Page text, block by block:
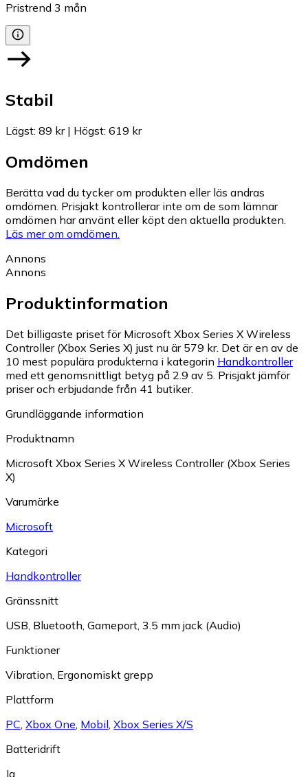
Pristrend 3 mån
Stabil
Lägst: 89 kr| Högst: 619 kr
Omdömen
Berätta vad du tycker om produkten eller läs andras
omdömen. Prisjakt kontrollerar inte om de som lämnar
omdömen har använt eller köpt den aktuella produkten.
Läs mer om omdömen.
Annons
Annons
Produktinformation
Det billigaste priset för Microsoft Xbox Series X Wireless
Controller (Xbox Series X) just nu är 579 kr. Det är en av de
10 mest populära produkterna i kategorin Handkontroller
med ett genomsnittligt betyg på 2.9 av 5. Prisjakt jämför
priser och erbjudande från 41 butiker.
Grundläggande information
Produktnamn
Microsoft Xbox Series X Wireless Controller (Xbox Series
X)
Varumärke
Microsoft
Kategori
Handkontroller
Gränssnitt
USB Bluetooth Gameport 3.5 mm jack (Audio)
Funktioner
Vibration Ergonomiskt grepp
Plattform
PC Xbox One Mobil Xbox Series X/S
Batteridrift
Ja